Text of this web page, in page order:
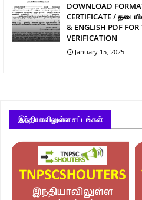
DOWNLOAD
CERTIFICATE /
& ENGLISH PDF FOR
VERIFICATION
January 15, 2025
இந்தியாவிலுள்ள சட்டங்கள்